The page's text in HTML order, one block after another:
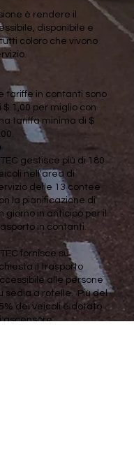
è rendere il
disponibile e
coloro che vivono
tariffe in contanti sono
$ 1,00 per miglio con
tariffa minima di $
gestisce più di 180
nell'area di
delle 13 contee
la pianificazione di
giorno in anticipo per il
in contanti.
fornisce su
il trasporto
alle persone
sedia a rotelle. Più del
dei veicoli è dotato
ascensore.